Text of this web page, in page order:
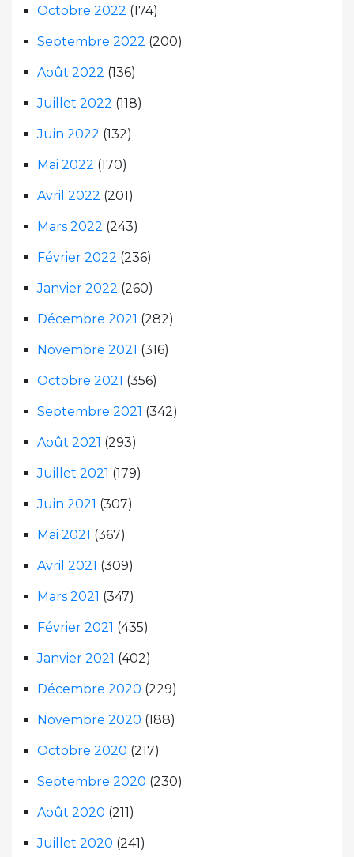
Octobre 2022 (174)
Septembre 2022 (200)
Août 2022 (136)
Juillet 2022 (118)
Juin 2022 (132)
Mai 2022 (170)
Avril 2022 (201)
Mars 2022 (243)
Février 2022 (236)
Janvier 2022 (260)
Décembre 2021 (282)
Novembre 2021 (316)
Octobre 2021 (356)
Septembre 2021 (342)
Août 2021 (293)
Juillet 2021 (179)
Juin 2021 (307)
Mai 2021 (367)
Avril 2021 (309)
Mars 2021 (347)
Février 2021 (435)
Janvier 2021 (402)
Décembre 2020 (229)
Novembre 2020 (188)
Octobre 2020 (217)
Septembre 2020 (230)
Août 2020 (211)
Juillet 2020 (241)